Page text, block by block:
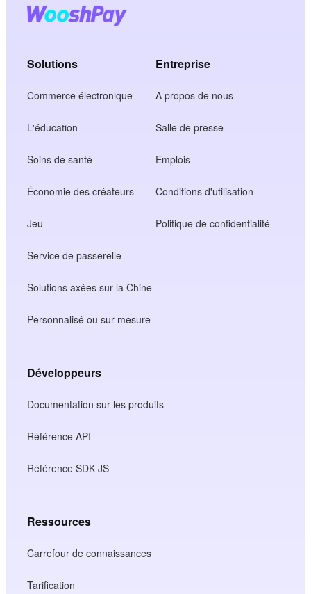
Solutions
Commerce électronique
L'éducation
Soins de santé
Économie des créateurs
Jeu
Service de passerelle
Solutions axées sur la Chine
Personnalisé ou sur mesure
Entreprise
A propos de nous
Salle de presse
Emplois
Conditions d'utilisation
Politique de confidentialité
Développeurs
Documentation sur les produits
Référence API
Référence SDK JS
Ressources
Carrefour de connaissances
Tarification